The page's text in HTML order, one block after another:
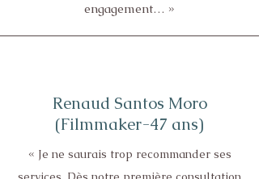
engagement… »
Renaud Santos Moro
(Filmmaker-47 ans)
« Je ne saurais trop recommander ses